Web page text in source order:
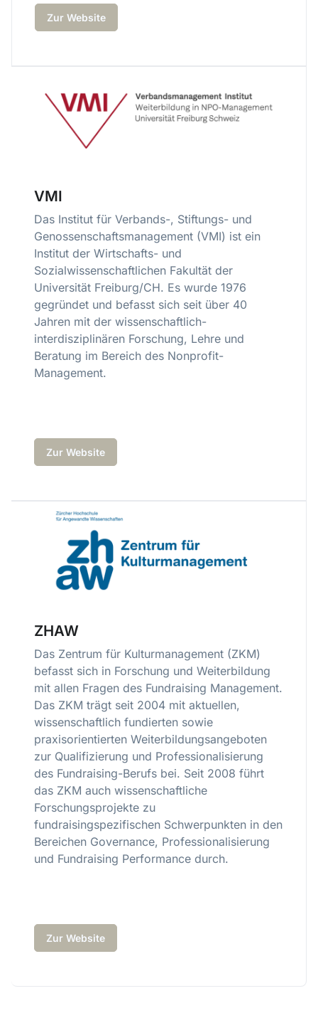
Zur Website
VMI
Das Institut für Verbands-, Stiftungs- und
Genossenschaftsmanagement (VMI) ist ein
Institut der Wirtschafts- und
Sozialwissenschaftlichen Fakultät der
Universität Freiburg/CH. Es wurde 1976
gegründet und befasst sich seit über 40
Jahren mit der wissenschaftlich-
interdisziplinären Forschung, Lehre und
Beratung im Bereich des Nonprofit-
Management.
Zur Website
ZHAW
Das Zentrum für Kulturmanagement (ZKM)
befasst sich in Forschung und Weiterbildung
mit allen Fragen des Fundraising Management.
Das ZKM trägt seit 2004 mit aktuellen,
wissenschaftlich fundierten sowie
praxisorientierten Weiterbildungsangeboten
zur Qualifizierung und Professionalisierung
des Fundraising-Berufs bei. Seit 2008 führt
das ZKM auch wissenschaftliche
Forschungsprojekte zu
fundraisingspezifischen Schwerpunkten in den
Bereichen Governance, Professionalisierung
und Fundraising Performance durch.
Zur Website